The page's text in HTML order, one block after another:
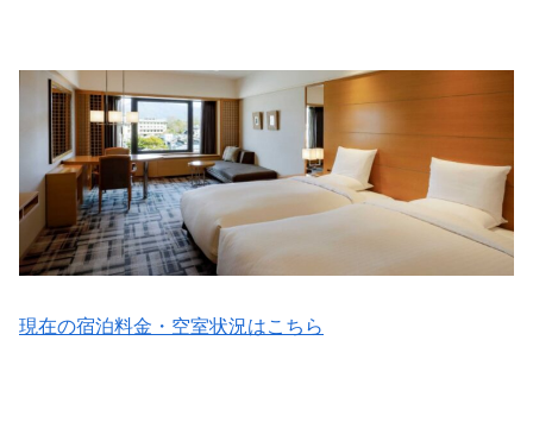
現在の宿泊料金・空室状況はこちら